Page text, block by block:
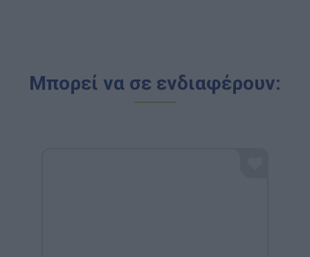
Μπορεί να σε ενδιαφέρουν: